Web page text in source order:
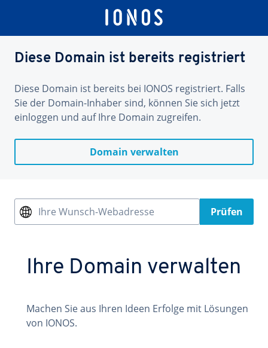
Diese Domain ist bereits registriert
Diese Domain ist bereits bei IONOS registriert. Falls
Sie der Domain-Inhaber sind, können Sie sich jetzt
einloggen und auf Ihre Domain zugreifen.
Domain verwalten
Ihre Wunsch-Webadresse Prüfen
Ihre Domain verwalten
Machen Sie aus Ihren Ideen Erfolge mit Lösungen
von IONOS.